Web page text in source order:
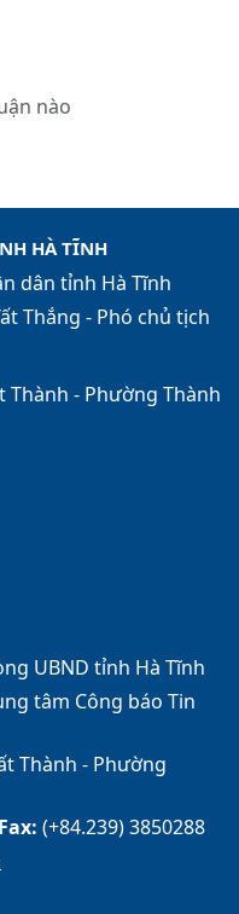
nào
HÀ TĨNH
dân tỉnh Hà Tĩnh
Thắng - Phó chủ tịch
Thành - Phường Thành
UBND tỉnh Hà Tĩnh
tâm Công báo Tin
Thành - Phường
Fax: (+84.239) 3850288